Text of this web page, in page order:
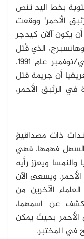
بخط اليد تنص
الأحمر" ووقعت
يكون آلان كيدجر
الذي قُتل
في ظروف غامضة في تشرين الثاني/نوفمبر عام 1991.
أن جريمة قتل
الزئبق الأحمر،
ذات مصداقيةٍ
فهمها. فهي
ويعزز رأيه
الأحمر. ويسعى الآن
الآخرين من
عن اسمهما،
بحيث يمكن
في المختبر.